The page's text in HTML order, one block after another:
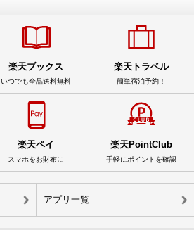
楽天ブックス
いつでも全品送料無料
楽天トラベル
簡単宿泊予約！
楽天ペイ
スマホをお財布に
楽天PointClub
手軽にポイントを確認
アプリ一覧